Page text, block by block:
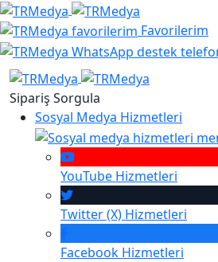
Favorilerim
Sipariş Sorgula
Sosyal Medya Hizmetleri
YouTube Hizmetleri
Twitter (X) Hizmetleri
Facebook Hizmetleri